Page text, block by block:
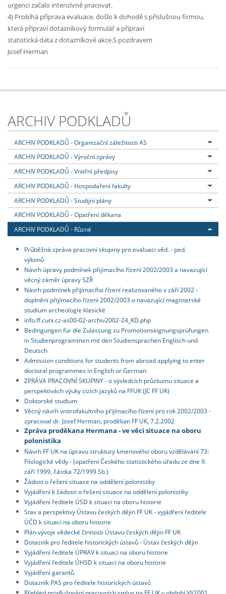
urgenci začalo intenzívně pracovat.
4) Probíhá příprava evaluace, došlo k dohodě s příslušnou firmou,
která připraví dotazníkový formulář a přípraví
statistická data z dotazníkové akce.S pozdravem
Josef Herman
ARCHIV PODKLADŮ
ARCHIV PODKLADŮ - Organizační záležitosti AS
ARCHIV PODKLADŮ - Výroční zprávy
ARCHIV PODKLADŮ - Vnitřní předpisy
ARCHIV PODKLADŮ - Hospodaření fakulty
ARCHIV PODKLADŮ - Studijní plány
ARCHIV PODKLADŮ - Opatření děkana
ARCHIV PODKLADŮ - Různé
Průběžná zpráva pracovní skupiny pro evaluaci věd. - ped.
výkonů
Návrh úpravy podmínek přijímacího řízení 2002/2003 a navazující
věcný záměr úpravy SZŘ
Návrh podmínek přijímacího řízení realizovaného v září 2002 -
doplnění přijímacího řízení 2002/2003 o navazující magisterské
studium archeologie klasické
info.ff.cuni.cz-as00-02-archiv2002-24_KD.php
Bedingungen für die Zulassung zu Promotionseignungsprüfungen
in Studienprogrammen mit den Studiensprachen Englisch und
Deutsch
Admission conditions for students from abroad applying to enter
doctoral programmes in English or German
ZPRÁVA PRACOVNÍ SKUPINY - o výsledcích průzkumu situace a
perspektivách výuky cizích jazyků na FFUK (JC FF UK)
Doktorské studium
Věcný návrh vnitrofakultního přijímacího řízení pro rok 2002/2003 -
zpracoval dr. Josef Herman, proděkan FF UK, 7.2.2002
Zpráva proděkana Hermana - ve věci situace na oboru
polonistika
Návrh FF UK na úpravu struktury kmenového oboru vzdělávání 73:
Filologické vědy - (opatření Českého statistického úřadu ze dne 9.
září 1999, částka 72/1999 Sb.)
Žádost o řešení situace na oddělení polonistiky
Vyjádření k žádosti o řešení situace na oddělení polonistiky
Vyjádření ředitele ÚSD k situaci na oboru historie
Stav a perspektivy Ústavu českých dějin FF UK - vyjádření ředitele
ÚČD k situaci na oboru historie
Plán vývoje vědecké činnosti Ústavu českých dějin FF UK
Dotazník pro ředitele historických ústavů - Ústav českých dějin
Vyjádření ředitele ÚPRAV k situaci na oboru historie
Vyjádření ředitele ÚHSD k situaci na oboru historie
Vyjádření garantů
Dotazník PAS pro ředitele historických ústavů
Přehled prodlužování pracovních smluv na FF UK v období VI/2001